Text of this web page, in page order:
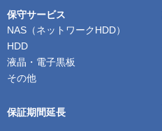
保守サービス
NAS（ネットワークHDD）
HDD
液晶・電子黒板
その他
保証期間延長